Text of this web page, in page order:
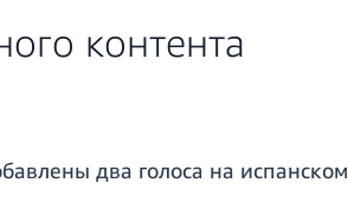
контента
два голоса на